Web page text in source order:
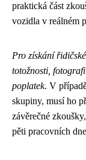
praktická část
vozidla v reálném
Pro získání
totožnosti,
poplatek. V
skupiny, musí ho
závěrečné
pěti pracovních